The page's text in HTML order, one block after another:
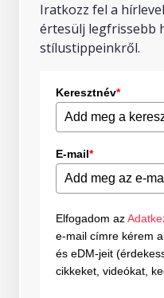
Iratkozz fel a
értesülj legfrissebb
stílustippeinkről.
Keresztnév*
E-mail*
Elfogadom az
e-mail címre kérem
és eDM-jeit
cikkeket, videókat,